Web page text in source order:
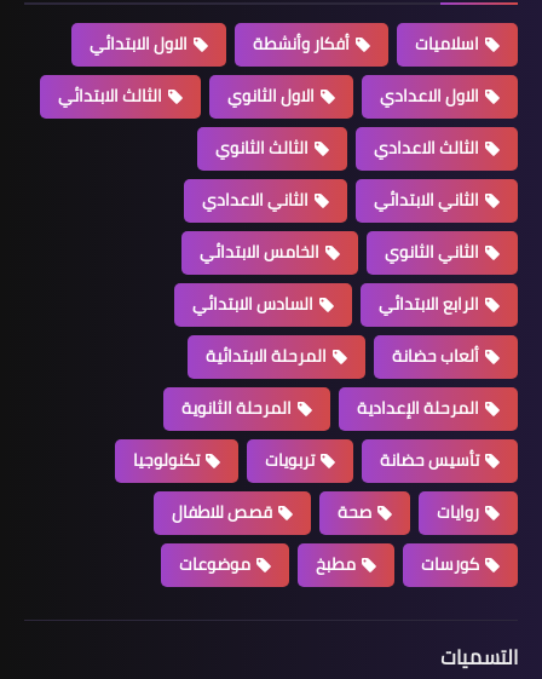
اسلاميات أفكار وأنشطة
الاول الابتدائي
الاول الاعدادي
الاول الثانوي
الثالث الابتدائي
الثالث الاعدادي
الثالث الثانوي
الثاني الابتدائي
الثاني الاعدادي
الثاني الثانوي
الخامس الابتدائي
الرابع الابتدائي
السادس الابتدائي
ألعاب حضانة
المرحلة الابتدائية
المرحلة الإعدادية
المرحلة الثانوية
تأسيس حضانة
تربويات
تكنولوجيا
روايات
صحة
قصص للاطفال
كورسات
مطبخ موضوعات
التسميات